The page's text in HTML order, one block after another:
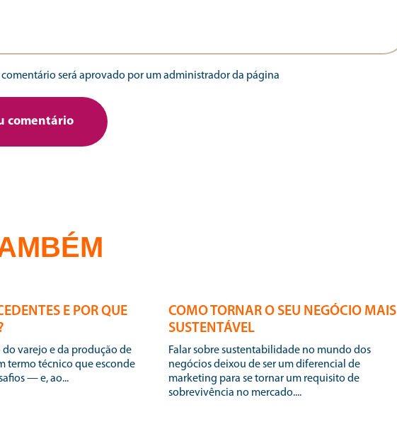
será aprovado por um administrador da página
E POR QUE
termo técnico que esconde
— e, ao...
COMO TORNAR O SEU NEGÓCIO MAIS
SUSTENTÁVEL
Falar sobre sustentabilidade no mundo dos
negócios deixou de ser um diferencial de
marketing para se tornar um requisito de
sobrevivência no mercado....